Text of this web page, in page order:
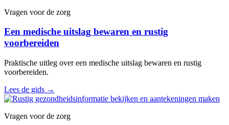
Vragen voor de zorg
Een medische uitslag bewaren en rustig
voorbereiden
Praktische uitleg over een medische uitslag bewaren en rustig
voorbereiden.
Lees de gids →
Vragen voor de zorg